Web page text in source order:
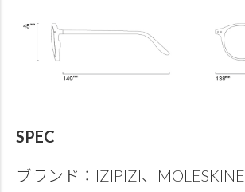
SPEC
ブランド：IZIPIZI、MOLESKINE